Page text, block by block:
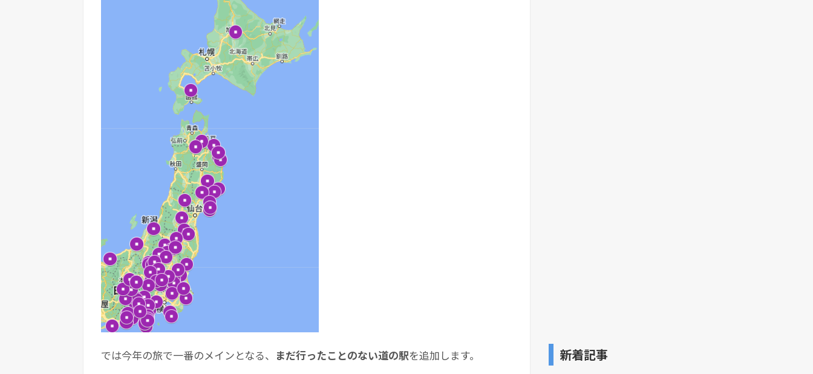
では今年の旅で一番のメインとなる、 まだ行ったことのない道の駅を追加します。
新着記事